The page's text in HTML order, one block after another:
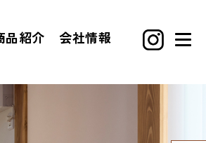
品紹介 会社情報